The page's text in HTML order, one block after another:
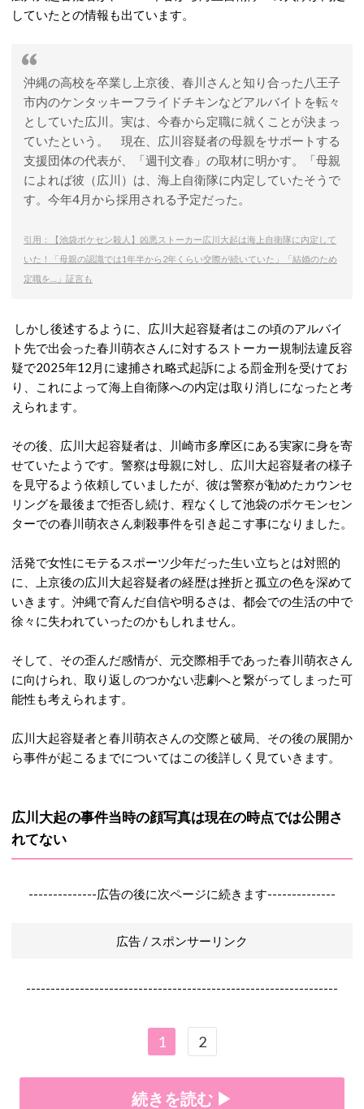
していたとの情報も出ています。
沖縄の高校を卒業し上京後、春川さんと知り合った八王子
市内のケンタッキーフライドチキンなどアルバイトを転々
としていた広川。実は、今春から定職に就くことが決まっ
ていたという。 現在、広川容疑者の母親をサポートする
支援団体の代表が、「週刊文春」の取材に明かす。「母親
によれば彼（広川）は、海上自衛隊に内定していたそうで
す。今年4月から採用される予定だった。
引用：【池袋ポケセン殺人】凶悪ストーカー広川大起は海上自衛隊に内定して
いた！「母親の認識では1年半から2年くらい交際が続いていた」「結婚のため
定職を…」証言も
しかし後述するように、広川大起容疑者はこの頃のアルバイ
ト先で出会った春川萌衣さんに対するストーカー規制法違反容
疑で2025年12月に逮捕され略式起訴による罰金刑を受けてお
り、これによって海上自衛隊への内定は取り消しになったと考
えられます。
その後、広川大起容疑者は、
川崎市多摩区にある実家に身を寄
せていたようです。 警察は母親に対し、広川大起容疑者の様子
を見守るよう依頼していましたが、彼は警察が勧めたカウンセ
リングを最後まで拒否し続け、程なくして池袋のポケモンセン
ターでの春川萌衣さん刺殺事件を引き起こす事になりました。
活発で女性にモテるスポーツ少年だった生い立ちとは対照的
に、上京後の広川大起容疑者の経歴は挫折と孤立の色を深めて
いきます。沖縄で育んだ自信や明るさは、都会での生活の中で
徐々に失われていったのかもしれません。
そして、その歪んだ感情が、元交際相手であった春川萌衣さん
に向けられ、取り返しのつかない悲劇へと繋がってしまった可
能性も考えられます。
広川大起容疑者と春川萌衣さんの交際と破局、その後の展開か
ら事件が起こるまでについてはこの後詳しく見ていきます。
広川大起の事件当時の顔写真は現在の時点では公開さ
れてない
--------------広告の後に次ページに続きます--------------
広告 / スポンサーリンク
----------------------------------------------------------------
1 2
続きを読む ▶